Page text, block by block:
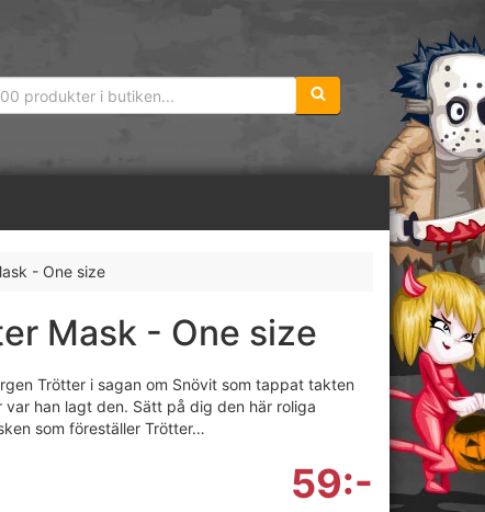
Sökfras:
- One size
Mask - One size
Trötter i sagan om Snövit som tappat takten
var han lagt den. Sätt på dig den här roliga
som föreställer Trötter…
59:-